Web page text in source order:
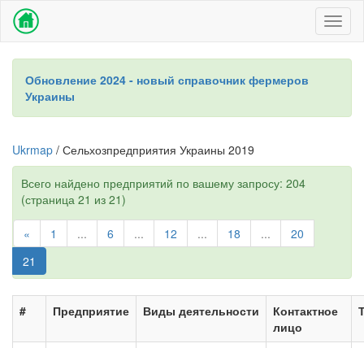
Обновление 2024 - новый справочник фермеров
Украины
Ukrmap / Сельхозпредприятия Украины 2019
Всего найдено предприятий по вашему запросу: 204
(страница 21 из 21)
« 1 ... 6 ... 12 ... 18 ...
20
21
# Предприятие Виды деятельности
Контактное
лицо